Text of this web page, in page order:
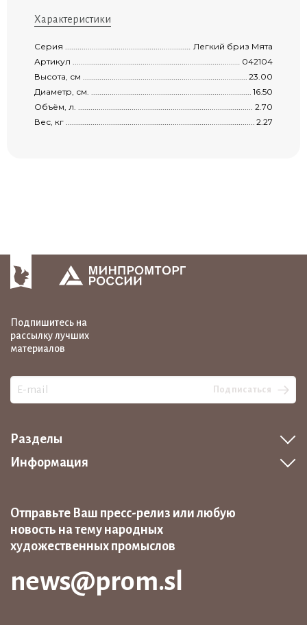
Характеристики
Серия
Легкий бриз Мята
Артикул
042104
Высота, см
23.00
Диаметр, см.
16.50
Объём, л.
2.70
Вес, кг
2.27
Подпишитесь на
рассылку лучших
материалов
Подписаться
Разделы
Информация
Отправьте Ваш пресс-релиз или любую
новость на тему народных
художественных промыслов
news@prom.sl